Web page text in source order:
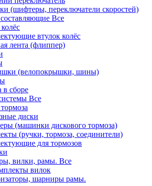
(шифтеры, переключатели скоростей)
Все
втулок колёс
лента (флиппер)
(велопокрышки, шины)
в сборе
Все
диски
(машинки дискового тормоза)
(ручки, тормоза, соединители)
для тормозов
вилки, рамы. Все
вилок
шарниры рамы.